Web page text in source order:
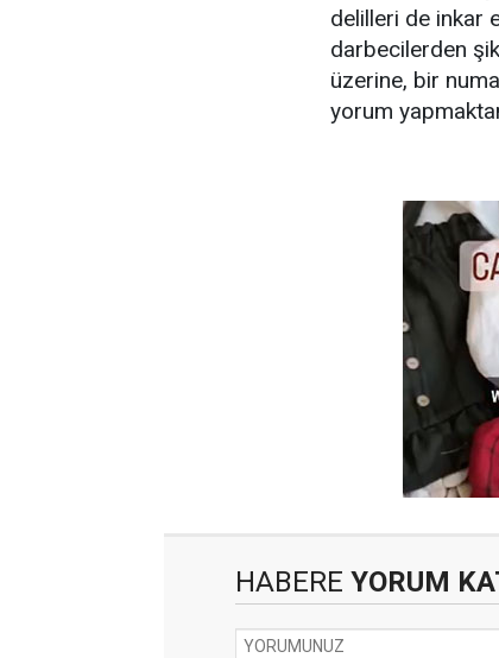
delilleri de inkar
darbecilerden
üzerine, bir
yorum
HABERE YORUM